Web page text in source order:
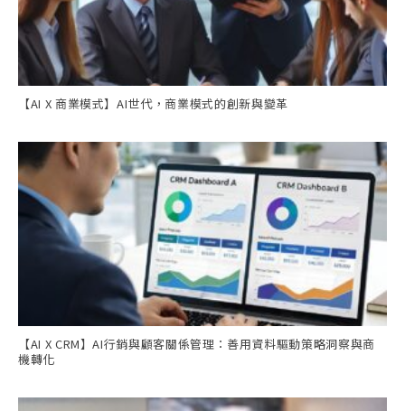
【AI X 商業模式】AI世代，商業模式的創新與變革
【AI X CRM】AI行銷與顧客關係管理：善用資料驅動策略洞察與商
機轉化